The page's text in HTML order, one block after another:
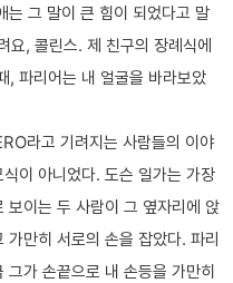
는 그 말이 큰 힘이 되었다고 말
요, 콜린스. 제 친구의 장례식에
, 파리어는 내 얼굴을 바라보았
라고 기려지는 사람들의 이야
이 아니었다. 도슨 일가는 가장
보이는 두 사람이 그 옆자리에 앉
만히 서로의 손을 잡았다. 파리
가 손끝으로 내 손등을 가만히